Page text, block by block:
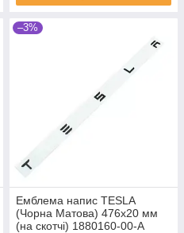
–3%
Емблема напис TESLA
(Чорна Матова) 476х20 мм
(на скотчі) 1880160-00-A